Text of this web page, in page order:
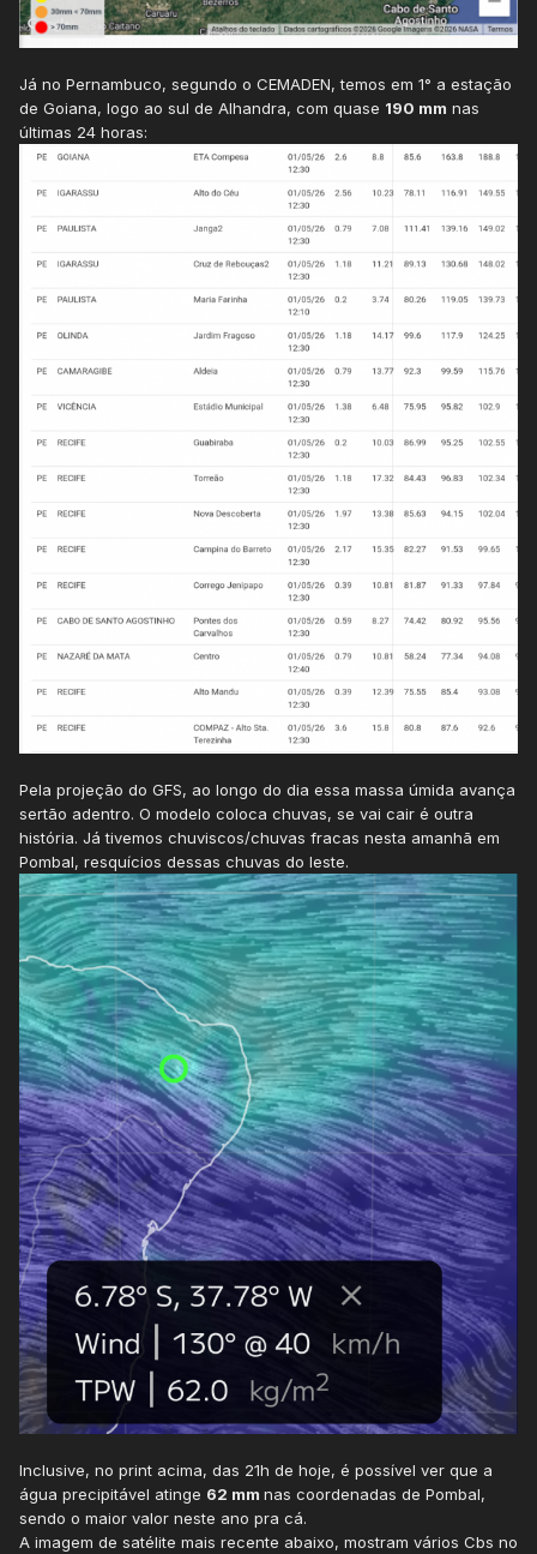
Já no Pernambuco, segundo o CEMADEN, temos em 1° a estação
de Goiana, logo ao sul de Alhandra, com quase 190 mm nas
últimas 24 horas:
Pela projeção do GFS, ao longo do dia essa massa úmida avança
sertão adentro. O modelo coloca chuvas, se vai cair é outra
história. Já tivemos chuviscos/chuvas fracas nesta amanhã em
Pombal, resquícios dessas chuvas do leste.
Inclusive, no print acima, das 21h de hoje, é possível ver que a
água precipitável atinge 62 mm nas coordenadas de Pombal,
sendo o maior valor neste ano pra cá.
A imagem de satélite mais recente abaixo, mostram vários Cbs no